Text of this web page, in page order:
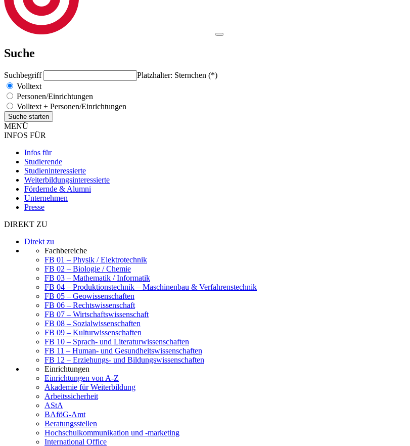
Suche
Suchbegriff
Platzhalter: Sternchen (*)
Volltext
Personen/Einrichtungen
Volltext + Personen/Einrichtungen
MENÜ
INFOS FÜR
Infos für
Studierende
Studieninteressierte
Weiterbildungsinteressierte
Fördernde & Alumni
Unternehmen
Presse
DIREKT ZU
Direkt zu
Fachbereiche
FB 01 – Physik / Elektrotechnik
FB 02 – Biologie / Chemie
FB 03 – Mathematik / Informatik
FB 04 – Produktionstechnik – Maschinenbau & Verfahrenstechnik
FB 05 – Geowissenschaften
FB 06 – Rechtswissenschaft
FB 07 – Wirtschaftswissenschaft
FB 08 – Sozialwissenschaften
FB 09 – Kulturwissenschaften
FB 10 – Sprach- und Literaturwissenschaften
FB 11 – Human- und Gesundheitswissenschaften
FB 12 – Erziehungs- und Bildungswissenschaften
Einrichtungen
Einrichtungen von A-Z
Akademie für Weiterbildung
Arbeitssicherheit
AStA
BAföG-Amt
Beratungsstellen
Hochschulkommunikation und -marketing
International Office